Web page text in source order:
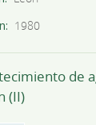
1980
de
(II)